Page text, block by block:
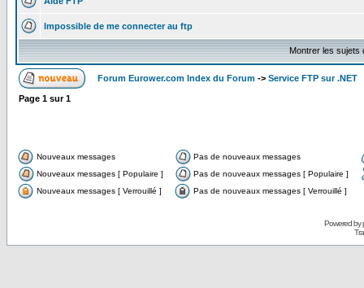
Impossible de me connecter au ftp
Montrer les sujets
Forum Eurower.com Index du Forum -> Service FTP sur .NET
Page 1 sur1
Nouveaux messages
Pas de nouveaux messages
Nouveaux messages [ Populaire ]
Pas de nouveaux messages [ Populaire ]
Nouveaux messages [ Verrouillé ]
Pas de nouveaux messages [ Verrouillé ]
Powered by